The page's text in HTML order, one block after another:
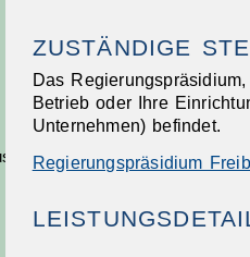
ZUSTÄNDIGE
Das
Betrieb oder Ihre
Unternehmen) befindet.
Regierungspräsidium